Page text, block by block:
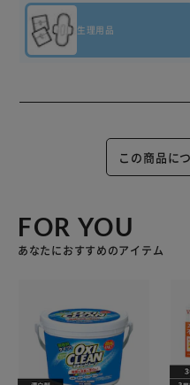
生理用品
この商品に
FOR YOU
あなたにおすすめのアイテム